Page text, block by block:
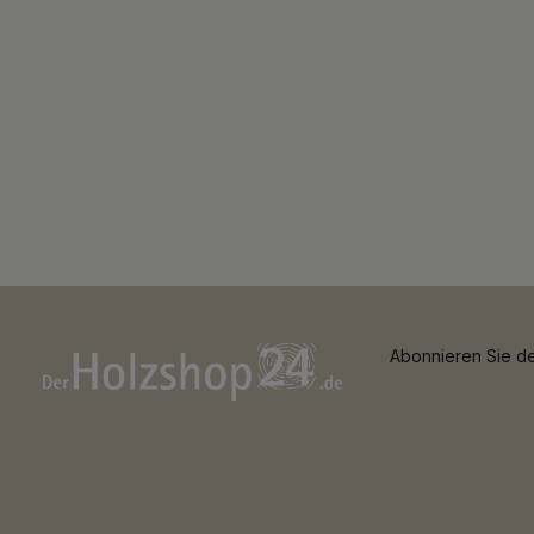
Abonnieren Sie